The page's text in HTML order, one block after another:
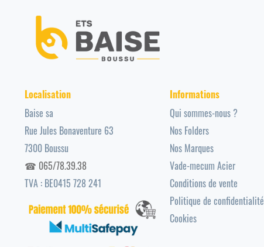
Localisation
Baise sa
Rue Jules Bonaventure 63
7300 Boussu
☎ 065/78.39.38
TVA : BE0415 728 241
Informations
Qui sommes-nous ?
Nos Folders
Nos Marques
Vade-mecum Acier
Conditions de vente
Politique de confidentialité
Cookies